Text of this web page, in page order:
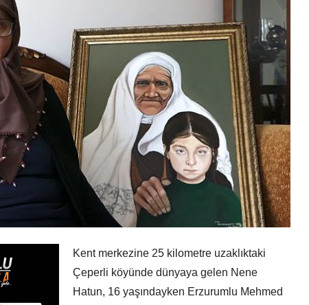
Kent merkezine 25 kilometre uzaklıktaki
Çeperli köyünde dünyaya gelen Nene
Hatun, 16 yaşındayken Erzurumlu Mehmed